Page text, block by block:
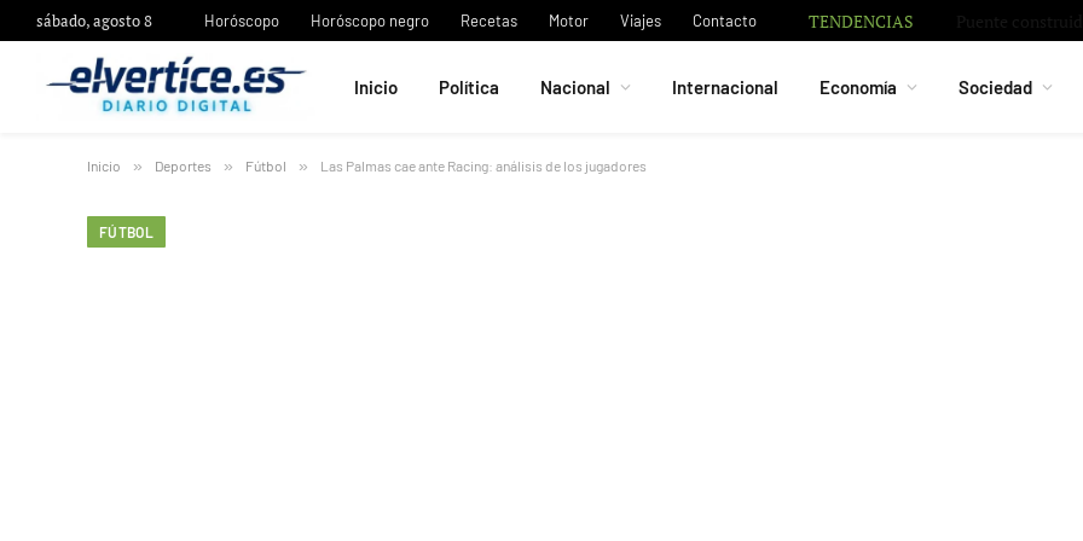
sábado, agosto 8 Horóscopo Horóscopo negro Recetas Motor Viajes Contacto TENDENCIAS
Inicio Política Nacional Internacional Economía Sociedad
Inicio » Deportes » Fútbol » Las Palmas cae ante Racing: análisis de los jugadores
FÚTBOL